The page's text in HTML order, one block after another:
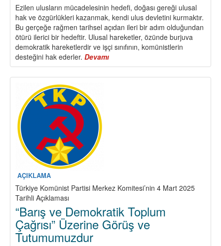
Ezilen ulusların mücadelesinin hedefi, doğası gereği ulusal
hak ve özgürlükleri kazanmak, kendi ulus devletini kurmaktır.
Bu gerçeğe rağmen tarihsel açıdan ileri bir adım olduğundan
ötürü ilerici bir hedeftir. Ulusal hareketler, özünde burjuva
demokratik hareketlerdir ve işçi sınıfının, komünistlerin
desteğini hak ederler. Devamı
Ezilen
Ulusun
AÇIKLAMA
Türkiye Komünist Partisi Merkez Komitesi’nin 4 Mart 2025
Tarihli Açıklaması
“Barış ve Demokratik Toplum
Çağrısı” Üzerine Görüş ve
Tutumumuzdur